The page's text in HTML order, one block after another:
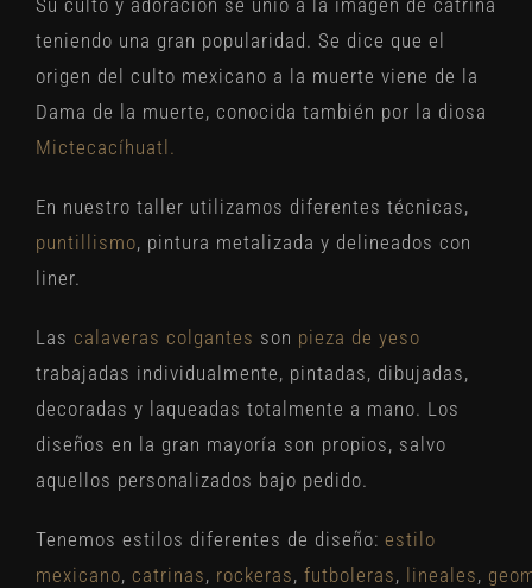
teniendo una gran popularidad. Se dice que el
origen del culto mexicano a la muerte viene de la
Dama de la muerte, conocida también por la diosa
Mictecacíhuatl.
En nuestro taller utilizamos diferentes técnicas,
puntillismo, pintura metalizada y delineados con
liner.
Las calaveras colgantes son pieza de yeso
trabajadas individualmente, pintadas, dibujadas,
decoradas y laqueadas totalmente a mano. Los
diseños en la gran mayoría son propios, salvo
aquellos personalizados bajo pedido.
Tenemos estilos diferentes de diseño: estilo
mexicano, catrinas, rockeras, futboleras, lineales,